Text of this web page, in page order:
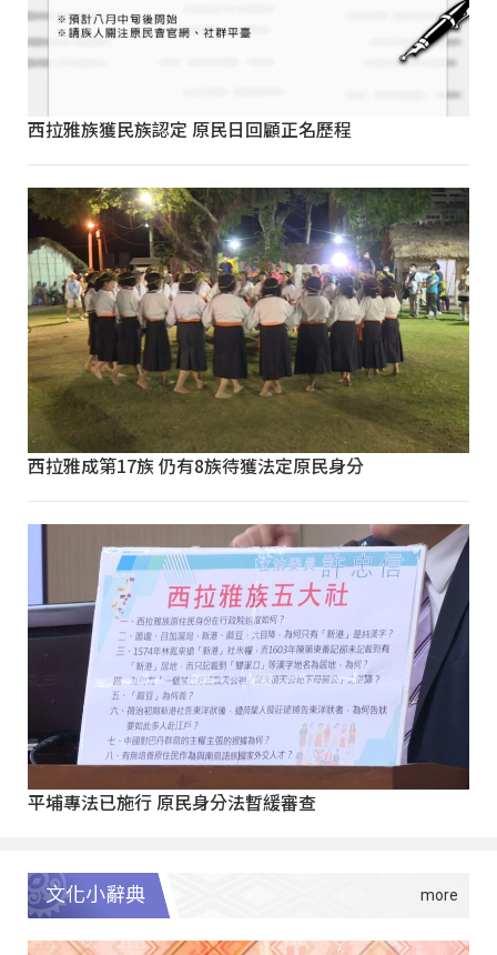
西拉雅族獲民族認定 原民日回顧正名歷程
西拉雅成第17族 仍有8族待獲法定原民身分
平埔專法已施行 原民身分法暫緩審查
文化小辭典